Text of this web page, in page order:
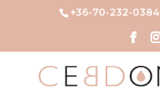
+36-70-232-0384